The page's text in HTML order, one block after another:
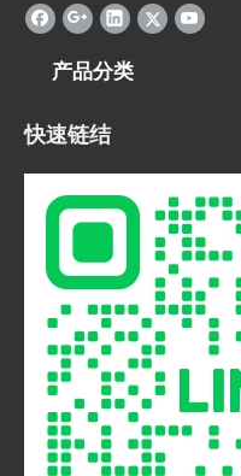
产品分类
快速链结